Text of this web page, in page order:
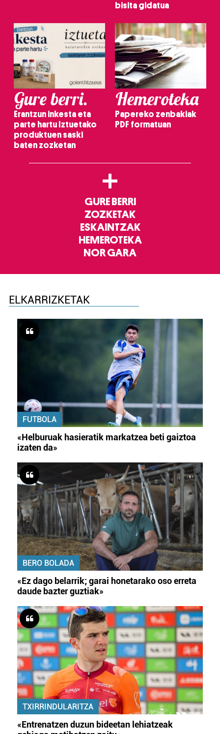
bisita gidatua
Gure berri.
Erantzun inkesta eta
parte hartu Iztuetako
produktuen saski
baten zozketan
Hemeroteka
Papereko zenbakiak
PDF formatuan
+
GURE BERRI
ZOZKETAK
ESKAINTZAK
HEMEROTEKA
NOR GARA
ELKARRIZKETAK
FUTBOLA
«Helburuak hasieratik markatzea beti gaiztoa
izaten da»
BERO BOLADA
«Ez dago belarrik; garai honetarako oso erreta
daude bazter guztiak»
TXIRRINDULARITZA
«Entrenatzen duzun bideetan lehiatzeak